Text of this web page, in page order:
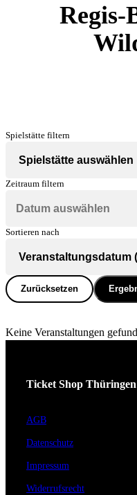
Regis-
Spielstätte filtern
Zeitraum filtern
Sortieren nach
Zurücksetzen
Keine Veranstaltungen
Ticket Shop Thüringen
AGB
Datenschutz
Impressum
Widerrufsrecht